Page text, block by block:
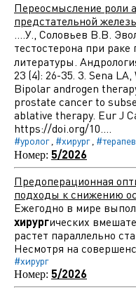
Переосмысление роли
предстательной
....У., Соловьев В.В.
тестостерона при
литературы.
23 (4): 26-35. 3. Sena
Bipolar androgen
prostate cancer to
ablative therapy. Eur J
https://doi.org/10....
#уролог, #хирург,
Номер: 5/2026
Предоперационная
подходы к снижению
Ежегодно в мире
хирургических
растет параллельно
Несмотря на
#хирург
Номер: 5/2026